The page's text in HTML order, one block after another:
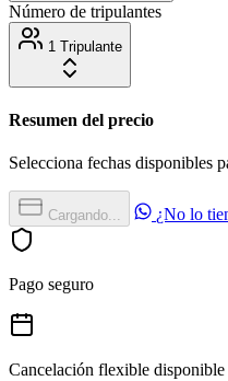
Número de tripulantes
1 Tripulante
Resumen del precio
Selecciona fechas disponibles
Cargando... ¿No lo
Pago seguro
Cancelación flexible disponible